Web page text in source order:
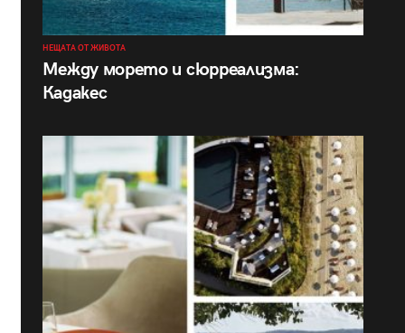
НЕЩАТА ОТ ЖИВОТА
Между морето и сюрреализма:
Кадакес